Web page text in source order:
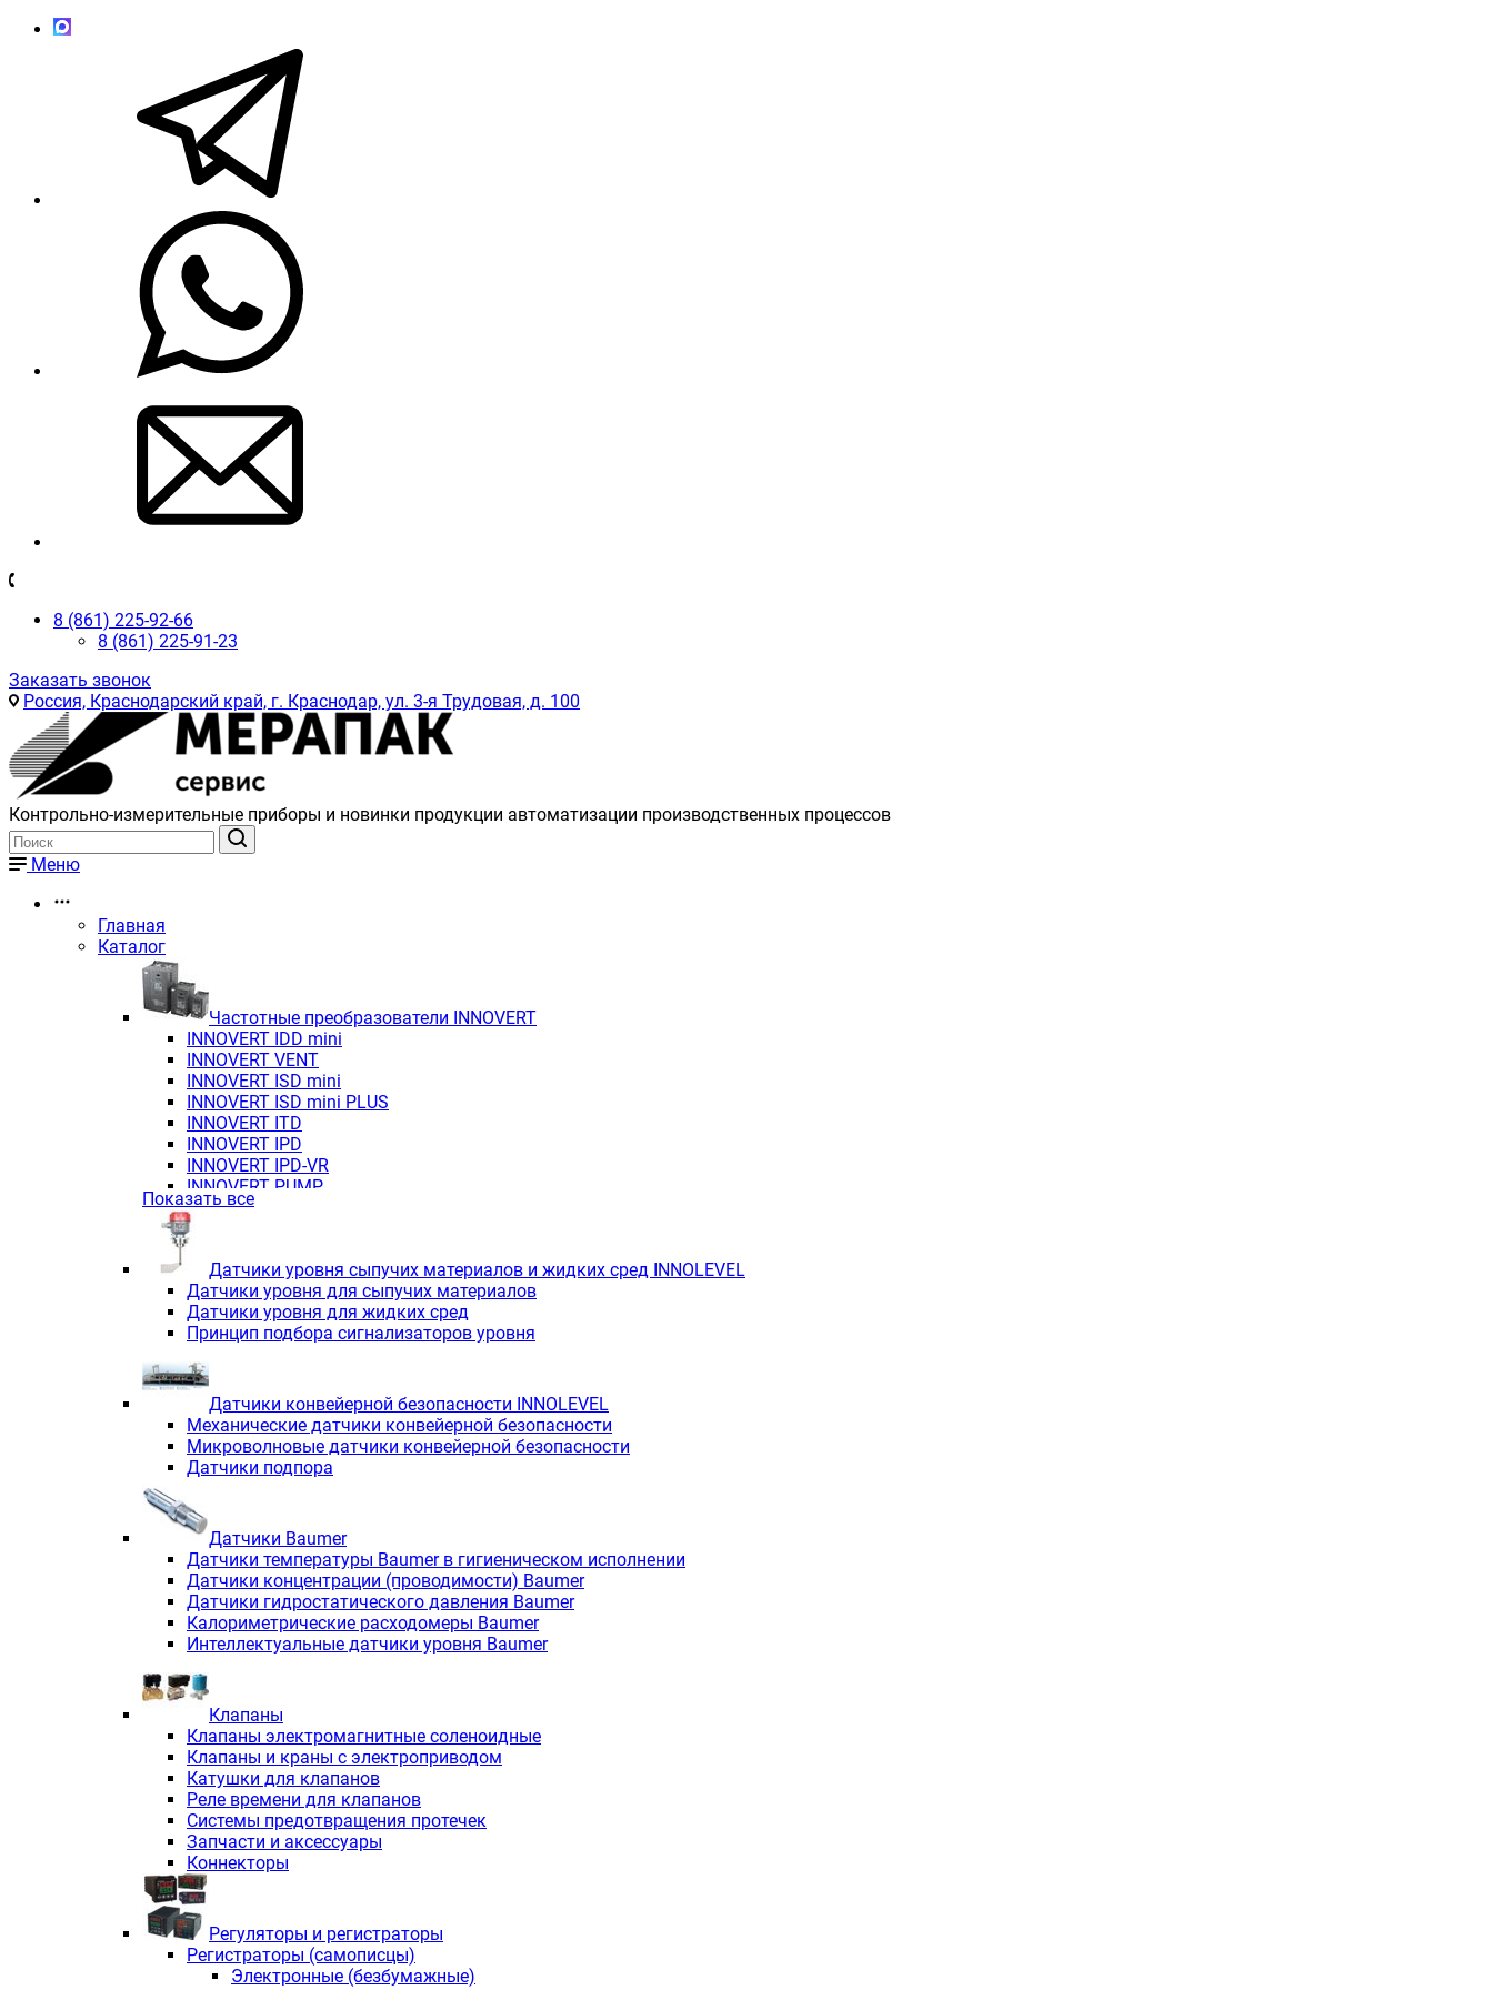
8 (861) 225-92-66
8 (861) 225-91-23
Заказать звонок
Россия, Краснодарский край, г. Краснодар, ул. 3-я Трудовая, д. 100
Контрольно-измерительные приборы и новинки продукции автоматизации производственных процессов
Меню
Главная
Каталог
Частотные преобразователи INNOVERT
INNOVERT IDD mini
INNOVERT VENT
INNOVERT ISD mini
INNOVERT ISD mini PLUS
INNOVERT ITD
INNOVERT IРD
INNOVERT IРD-VR
INNOVERT PUMP
Показать все
Датчики уровня сыпучих материалов и жидких сред INNOLEVEL
Датчики уровня для сыпучих материалов
Датчики уровня для жидких сред
Принцип подбора сигнализаторов уровня
Датчики конвейерной безопасности INNOLEVEL
Механические датчики конвейерной безопасности
Микроволновые датчики конвейерной безопасности
Датчики подпора
Датчики Baumer
Датчики температуры Baumer в гигиеническом исполнении
Датчики концентрации (проводимости) Baumer
Датчики гидростатического давления Baumer
Калориметрические расходомеры Baumer
Интеллектуальные датчики уровня Baumer
Клапаны
Клапаны электромагнитные соленоидные
Клапаны и краны с электроприводом
Катушки для клапанов
Реле времени для клапанов
Системы предотвращения протечек
Запчасти и аксессуары
Коннекторы
Регуляторы и регистраторы
Регистраторы (самописцы)
Электронные (безбумажные)